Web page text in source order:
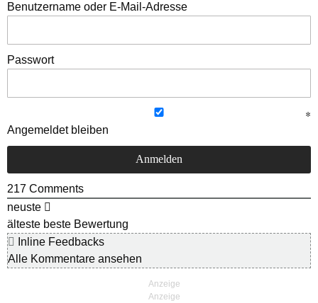
Benutzername oder E-Mail-Adresse
Passwort
Angemeldet bleiben
217 Comments
neuste
älteste beste Bewertung
Inline Feedbacks
Alle Kommentare ansehen